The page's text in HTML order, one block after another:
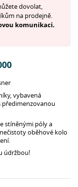
dovolat,
na prodejně.
komunikaci.
vybavená
stíněnými póly a
oběhové kolo
údržbou!